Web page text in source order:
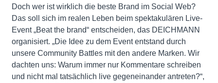
Doch wer ist wirklich die beste Brand im Social Web?
Das soll sich im realen Leben beim spektakulären Live-
Event „Beat the brand“ entscheiden, das DEICHMANN
organisiert. „Die Idee zu dem Event entstand durch
unsere Community Battles mit den andere Marken. Wir
dachten uns: Warum immer nur Kommentare schreiben
und nicht mal tatsächlich live gegeneinander antreten?“,